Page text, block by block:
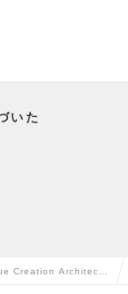
いた
Creation Architect